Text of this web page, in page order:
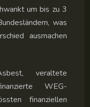
um bis zu 3
was
ausmachen
veraltete
WEG-
finanziellen